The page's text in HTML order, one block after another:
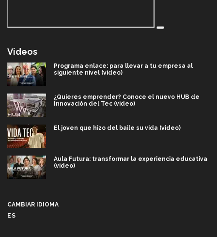
Videos
Programa enlace: para llevar a tu empresa al
siguiente nivel (video)
¿Quieres emprender? Conoce el nuevo HUB de
Innovación del Tec (video)
El joven que hizo del baile su vida (video)
Aula Futura: transformar la experiencia educativa
(video)
CAMBIAR IDIOMA
ES